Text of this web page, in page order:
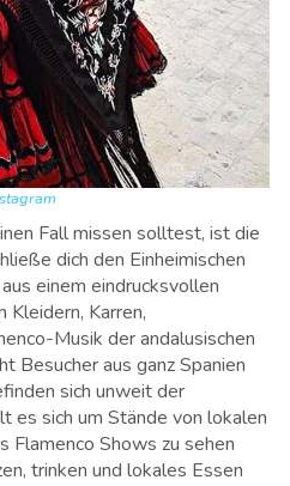
Fall missen solltest, ist die
dich den Einheimischen
einem eindrucksvollen
Karren,
Musik der andalusischen
Besucher aus ganz Spanien
sich unweit der
es sich um Stände von lokalen
Flamenco Shows zu sehen
trinken und lokales Essen